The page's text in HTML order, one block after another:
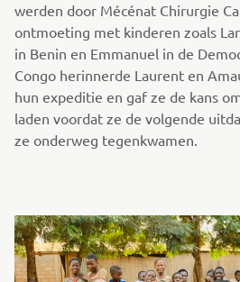
werden door Mécénat Chirurgie
ontmoeting met kinderen zoals
in Benin en Emmanuel in de
Congo herinnerde Laurent en
hun expeditie en gaf ze de kans
laden voordat ze de volgende
ze onderweg tegenkwamen.